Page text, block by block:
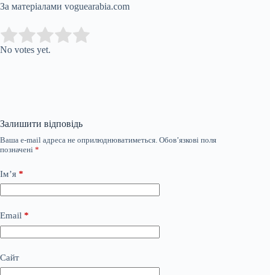
За матеріалами voguearabia.com
Rate this item:
No votes yet.
Залишити відповідь
Ваша e-mail адреса не оприлюднюватиметься. Обов’язкові поля
позначені *
Ім’я *
Email *
Сайт